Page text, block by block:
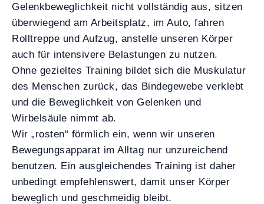
Gelenkbeweglichkeit nicht vollständig aus, sitzen
überwiegend am Arbeitsplatz, im Auto, fahren
Rolltreppe und Aufzug, anstelle unseren Körper
auch für intensivere Belastungen zu nutzen.
Ohne gezieltes Training bildet sich die Muskulatur
des Menschen zurück, das Bindegewebe verklebt
und die Beweglichkeit von Gelenken und
Wirbelsäule nimmt ab.
Wir „rosten“ förmlich ein, wenn wir unseren
Bewegungsapparat im Alltag nur unzureichend
benutzen. Ein ausgleichendes Training ist daher
unbedingt empfehlenswert, damit unser Körper
beweglich und geschmeidig bleibt.